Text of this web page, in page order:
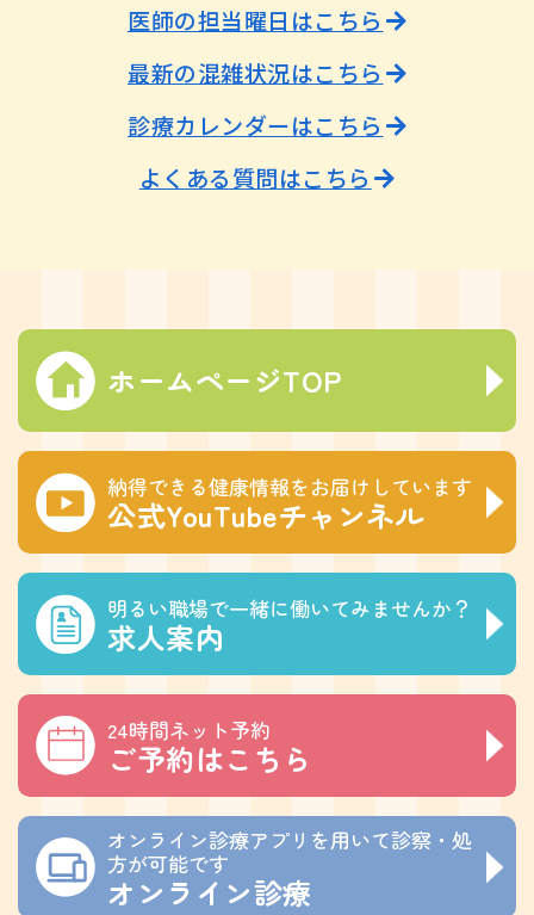
医師の担当曜日はこちら
最新の混雑状況はこちら
診療カレンダーはこちら
よくある質問はこちら
ホームページTOP
納得できる健康情報をお届けしています
公式YouTubeチャンネル
明るい職場で一緒に働いてみませんか？
求人案内
24時間ネット予約
ご予約はこちら
オンライン診療アプリを用いて診察・処
方が可能です
オンライン診療